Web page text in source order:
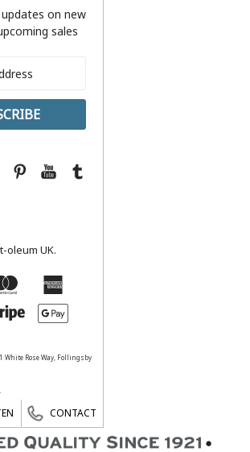
on new
sales
oleum UK.
White Rose Way, Follingsby
CONTACT